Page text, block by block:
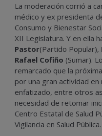
La moderación corrió a
médico y ex presidenta
Consumo y Bienestar
XII Legislatura. Y en ella
Pastor(Partido Popular),
Rafael Cofiño (Sumar).
remarcado que la
por una gran actividad
enfatizado, entre otros
necesidad de retomar
Centro Estatal de Salud
Vigilancia en Salud Pública.